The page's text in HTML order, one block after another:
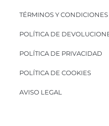
TÉRMINOS Y CONDICIONES
POLÍTICA DE
POLÍTICA DE PRIVACIDAD
POLÍTICA DE COOKIES
AVISO LEGAL